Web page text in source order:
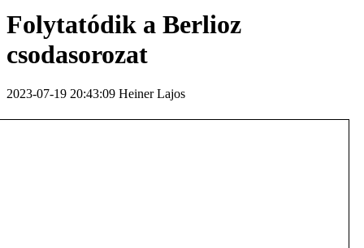
Folytatódik a Berlioz
csodasorozat
2023-07-19 20:43:09 Heiner Lajos